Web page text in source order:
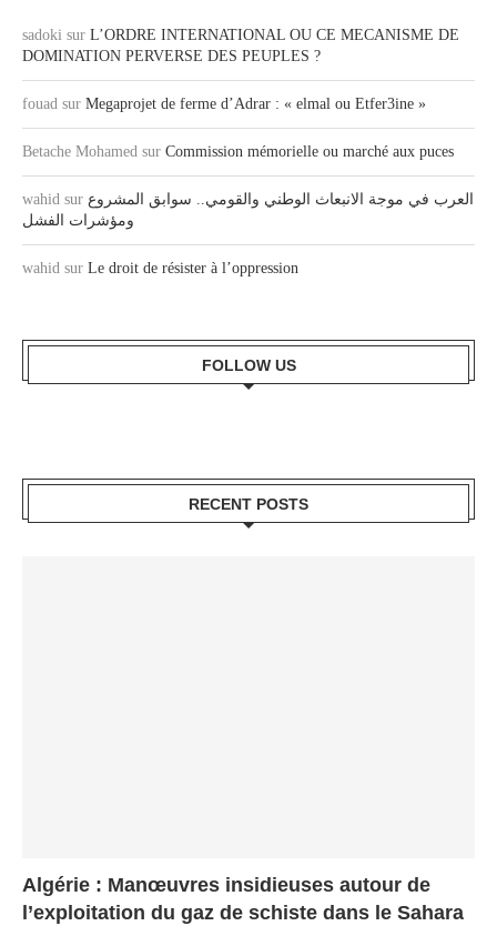
sadoki sur L’ORDRE INTERNATIONAL OU CE MECANISME DE
DOMINATION PERVERSE DES PEUPLES ?
fouad sur Megaprojet de ferme d’Adrar : « elmal ou Etfer3ine »
Betache Mohamed sur Commission mémorielle ou marché aux puces
wahid sur العرب في موجة الانبعاث الوطني والقومي.. سوابق المشروع
ومؤشرات الفشل
wahid sur Le droit de résister à l’oppression
FOLLOW US
RECENT POSTS
Algérie : Manœuvres insidieuses autour de
l’exploitation du gaz de schiste dans le Sahara